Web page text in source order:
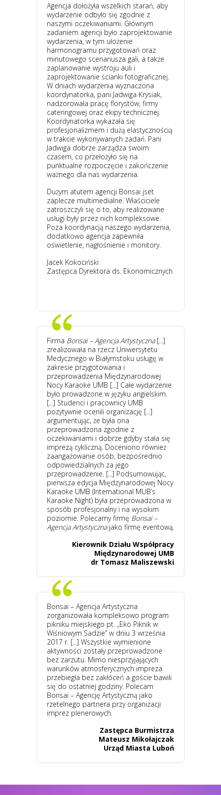
Agencja dołożyła wszelkich starań, aby
wydarzenie odbyło się zgodnie z
naszymi oczekiwaniami. Głównym
zadaniem agencji było zaprojektowanie
wydarzenia, w tym ułożenie
harmonogramu przygotowań oraz
minutowego scenariusza gali, a także
zaplanowanie wystroju auli i
zaprojektowanie ścianki fotograficznej.
W dniach wydarzenia wyznaczona
koordynatorka, pani Jadwiga Krysiak,
nadzorowała pracę florystów, firmy
cateringowej oraz ekipy technicznej.
Koordynatorka wykazała się
profesjonalizmem i dużą elastycznością
w trakcie wykonywanych zadań. Pani
Jadwiga dobrze zarządza swoim
czasem, co przełożyło się na
punktualne rozpoczęcie i zakończenie
ważnego dla nas wydarzenia.
Dużym atutem agencji Bonsai jset
zaplecze multimedialne. Właściciele
zatroszczyli się o to, aby realizowane
usługi były przez nich kompleksowe.
Poza koordynacją naszego wydarzenia,
dodatkowo agencja zapewniła
oświetlenie, nagłośnienie i monitory.
Jacek Kokociński
Zastępca Dyrektora ds. Ekonomicznych
Firma Bonsai – Agencja Artystyczna[...]
zrealizowała na rzecz Uniwersytetu
Medycznego w Białymstoku usługę w
zakresie przygotowania i
przeprowadzenia Międzynarodowej
Nocy Karaoke UMB [...] Całe wydarzenie
było prowadzone w języku angielskim.
[...] Studenci i pracownicy UMB
pozytywnie ocenili organizację [...]
argumentując, że była ona
przeprowadzona zgodnie z
oczekiwaniami i dobrze gdyby stała się
imprezą cykliczną. Doceniono również
zaangażowanie osób, bezpośrednio
odpowiedzialnych za jego
przeprowadzenie. [...] Podsumowując,
pierwsza edycja Międzynarodowej Nocy
Karaoke UMB (International MUB’s
Karaoke Night) była przeprowadzona w
sposób profesjonalny i na wysokim
poziomie. Polecamy firmę Bonsai –
Agencja Artystyczna jako firmę eventową.
Kierownik Działu Współpracy
Międzynarodowej UMB
dr Tomasz Maliszewski
Bonsai – Agencja Artystyczna
zorganizowała kompleksowo program
pikniku miejskiego pt. „Eko Piknik w
Wiśniowym Sadzie” w dniu 3 września
2017 r. [...] Wszystkie wymienione
aktywności zostały przeprowadzone
bez zarzutu. Mimo niesprzyjających
warunków atmosferycznych impreza
przebiegła bez zakłóceń a goście bawili
się do ostatniej godziny. Polecam
Bonsai – Agencję Artystyczną jako
rzetelnego partnera przy organizacji
imprez plenerowych.
Zastępca Burmistrza
Mateusz Mikołajczak
Urząd Miasta Luboń